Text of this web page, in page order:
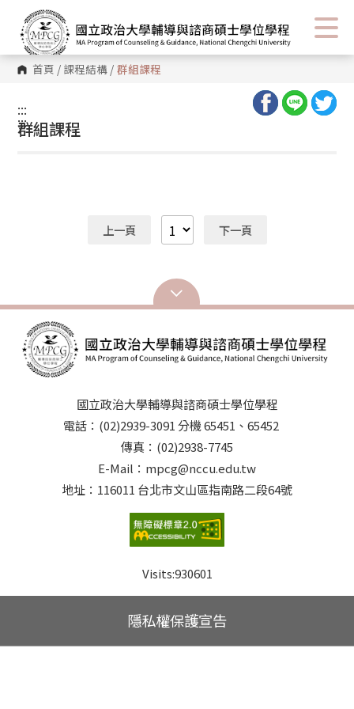
首頁 / 課程結構 / 群組課程
:::
:::
群組課程
上一頁 下一頁
國立政治大學輔導與諮商碩士學位學程
電話：(02)2939-3091 分機 65451、65452
傳真：(02)2938-7745
E-Mail：mpcg@nccu.edu.tw
地址：116011 台北市文山區指南路二段64號
Visits:930601
隱私權保護宣告